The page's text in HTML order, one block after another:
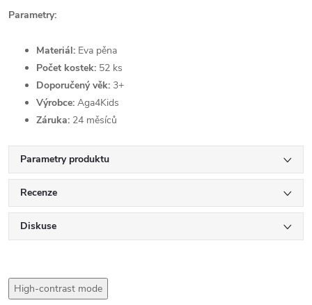
Parametry:
Materiál: Eva pěna
Počet kostek: 52 ks
Doporučený věk: 3+
Výrobce: Aga4Kids
Záruka: 24 měsíců
Parametry produktu
Recenze
Diskuse
High-contrast mode